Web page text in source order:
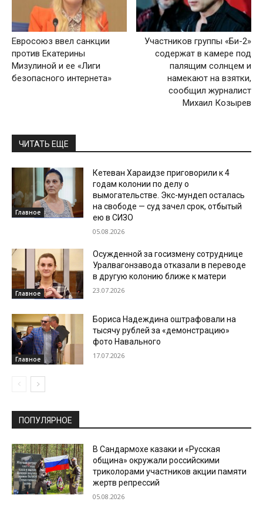
Евросоюз ввел санкции
против Екатерины
Мизулиной и ее «Лиги
безопасного интернета»
Участников группы «Би-2»
содержат в камере под
палящим солнцем и
намекают на взятки,
сообщил журналист
Михаил Козырев
ЧИТАТЬ ЕЩЕ
Главное
Кетеван Хараидзе приговорили к 4
годам колонии по делу о
вымогательстве. Экс-мундеп осталась
на свободе — суд зачел срок, отбытый
ею в СИЗО
05.08.2026
Главное
Осужденной за госизмену сотруднице
Уралвагонзавода отказали в переводе
в другую колонию ближе к матери
23.07.2026
Главное
Бориса Надеждина оштрафовали на
тысячу рублей за «демонстрацию»
фото Навального
17.07.2026
ПОПУЛЯРНОЕ
В Сандармохе казаки и «Русская
община» окружали российскими
триколорами участников акции памяти
жертв репрессий
05.08.2026